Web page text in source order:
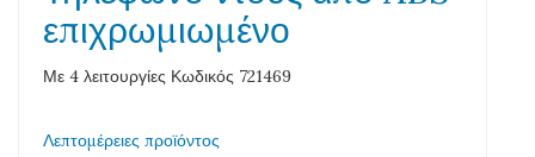
επιχρωμιωμένο
Με 4 λειτουργίες Κωδικός 721469
Λεπτομέρειες προϊόντος